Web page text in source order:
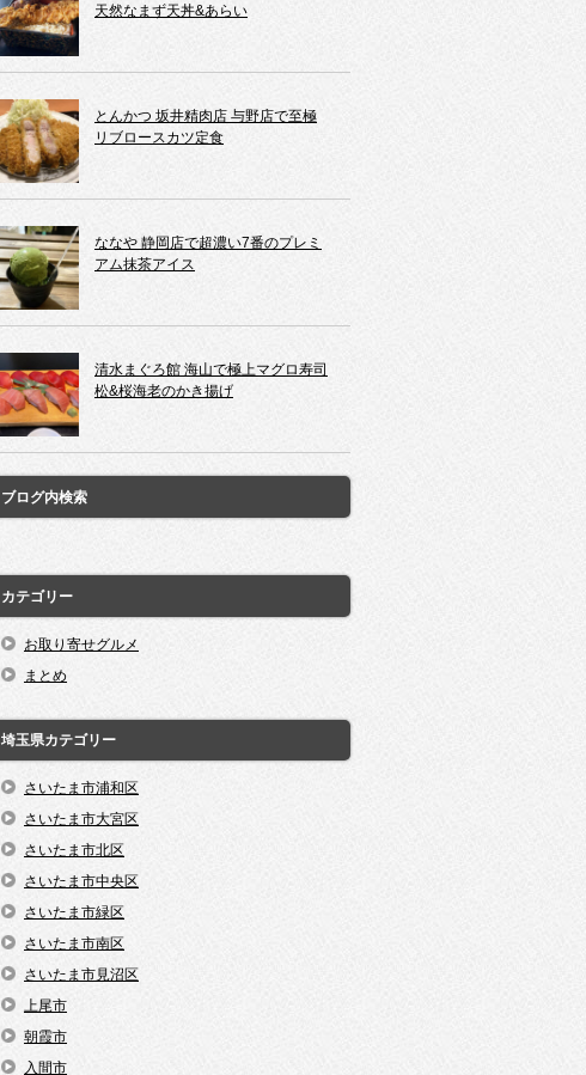
天然なまず天丼&あらい
とんかつ 坂井精肉店 与野店で至極
リブロースカツ定食
ななや 静岡店で超濃い7番のプレミ
アム抹茶アイス
清水まぐろ館 海山で極上マグロ寿司
松&桜海老のかき揚げ
ブログ内検索
カテゴリー
お取り寄せグルメ
まとめ
埼玉県カテゴリー
さいたま市浦和区
さいたま市大宮区
さいたま市北区
さいたま市中央区
さいたま市緑区
さいたま市南区
さいたま市見沼区
上尾市
朝霞市
入間市